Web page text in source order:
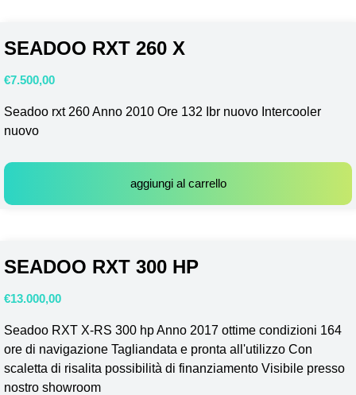
SEADOO RXT 260 X
€7.500,00
Seadoo rxt 260 Anno 2010 Ore 132 Ibr nuovo Intercooler
nuovo
aggiungi al carrello
SEADOO RXT 300 HP
€13.000,00
Seadoo RXT X-RS 300 hp Anno 2017 ottime condizioni 164
ore di navigazione Tagliandata e pronta all'utilizzo Con
scaletta di risalita possibilità di finanziamento Visibile presso
nostro showroom